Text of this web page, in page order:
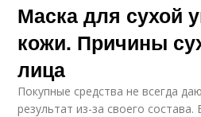
Маска для сухой
кожи. Причины
лица
Покупные средства не всегда
результат из-за своего